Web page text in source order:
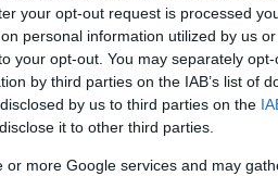
your opt-out request is processed
personal information utilized by us
your opt-out. You may separately
by third parties on the IAB’s list of
by us to third parties on the
it to other third parties.
more Google services and may
ΣΟΥ ΠΡΟΤΕΙΝΕΙ